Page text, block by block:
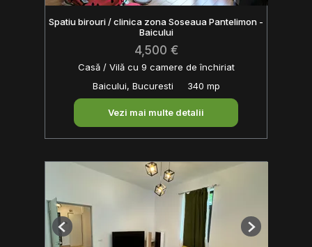
Spatiu birouri / clinica zona Soseaua Pantelimon -
Baicului
4,500 €
Casă / Vilă cu 9 camere de închiriat
Baicului, Bucuresti
340 mp
Vezi mai multe detalii
Previous Next